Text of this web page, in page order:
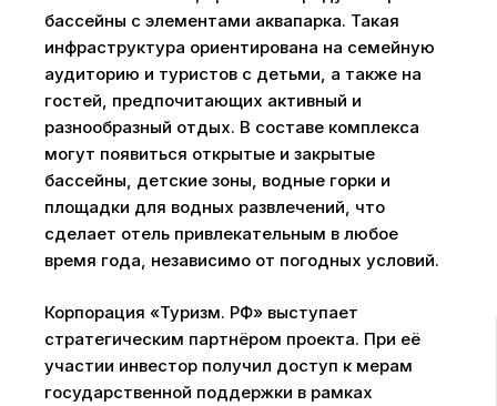
бассейны с элементами аквапарка. Такая
инфраструктура ориентирована на семейную
аудиторию и туристов с детьми, а также на
гостей, предпочитающих активный и
разнообразный отдых. В составе комплекса
могут появиться открытые и закрытые
бассейны, детские зоны, водные горки и
площадки для водных развлечений, что
сделает отель привлекательным в любое
время года, независимо от погодных условий.
Корпорация «Туризм. РФ» выступает
стратегическим партнёром проекта. При её
участии инвестор получил доступ к мерам
государственной поддержки в рамках